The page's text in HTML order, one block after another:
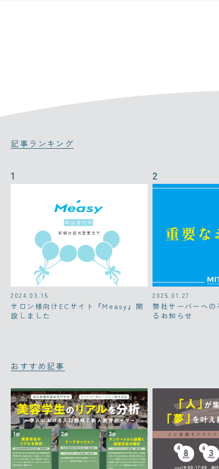
記事ランキング
2024.03.15
サロン様向けECサイト『Measy』開
設しました
2025.01.27
弊社サーバーへ
るお知らせ
おすすめ記事